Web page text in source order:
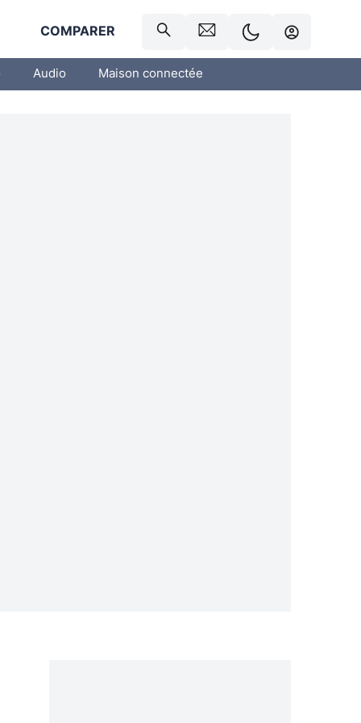
COMPARER
Audio Maison connectée